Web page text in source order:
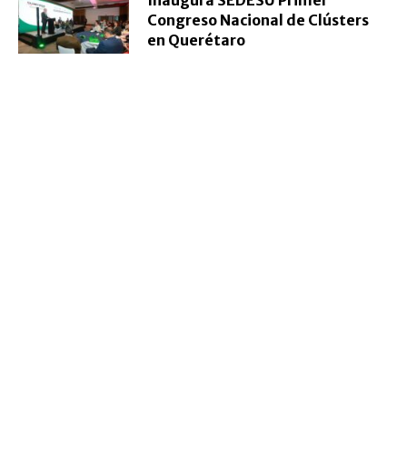
Congreso Nacional de Clústers
en Querétaro